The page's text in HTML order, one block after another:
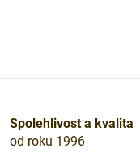
Spolehlivost a kvalita
od roku 1996